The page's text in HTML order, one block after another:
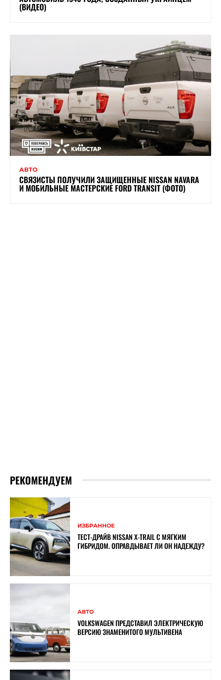
(ВИДЕО)
АВТО
СВЯЗИСТЫ ПОЛУЧИЛИ ЗАЩИЩЕННЫЕ NISSAN NAVARA
И МОБИЛЬНЫЕ МАСТЕРСКИЕ FORD TRANSIT (ФОТО)
РЕКОМЕНДУЕМ
ИЗБРАННОЕ
ТЕСТ-ДРАЙВ NISSAN X-TRAIL С МЯГКИМ
ГИБРИДОМ. ОПРАВДЫВАЕТ ЛИ ОН НАДЕЖДУ?
АВТО
VOLKSWAGEN ПРЕДСТАВИЛ ЭЛЕКТРИЧЕСКУЮ
ВЕРСИЮ ЗНАМЕНИТОГО МУЛЬТИВЕНА